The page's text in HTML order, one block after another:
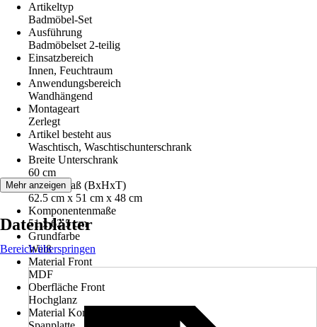
Artikeltyp
Badmöbel-Set
Ausführung
Badmöbelset 2-teilig
Einsatzbereich
Innen, Feuchtraum
Anwendungsbereich
Wandhängend
Montageart
Zerlegt
Artikel besteht aus
Waschtisch, Waschtischunterschrank
Breite Unterschrank
60 cm
Gesamtmaß (BxHxT)
62.5 cm x 51 cm x 48 cm
Komponentenmaße
51 x 62,5 cm
Grundfarbe
Weiß
Material Front
MDF
Oberfläche Front
Hochglanz
Material Korpus
Mehr anzeigen
Datenblätter
Bereich überspringen